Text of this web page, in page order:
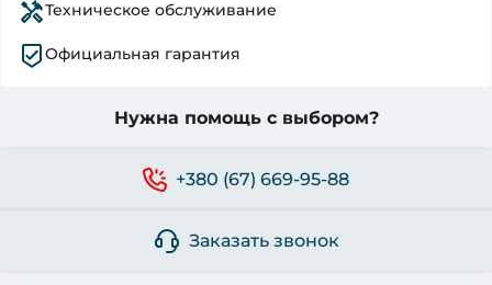
Техническое обслуживание
Официальная гарантия
Нужна помощь с выбором?
+380 (67) 669-95-88
Заказать звонок